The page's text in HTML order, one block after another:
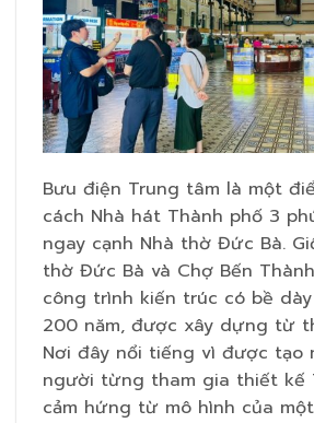
Bưu điện Trung tâm là một
cách Nhà hát Thành phố 3
ngay cạnh Nhà thờ Đức Bà.
thờ Đức Bà và Chợ Bến
công trình kiến trúc có bề
200 năm, được xây dựng từ
Nơi đây nổi tiếng vì được tạo
người từng tham gia thiết kế
cảm hứng từ mô hình của